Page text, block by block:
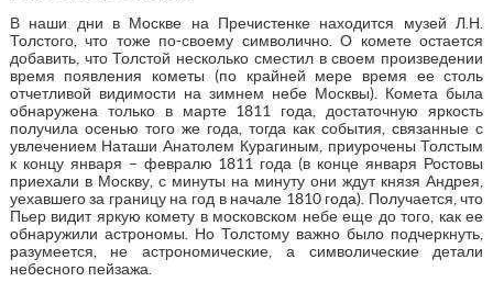
В наши дни в Москве на Пречистенке находится музей Л.Н.
Толстого, что тоже по-своему символично. О комете остается
добавить, что Толстой несколько сместил в своем произведении
время появления кометы (по крайней мере время ее столь
отчетливой видимости на зимнем небе Москвы). Комета была
обнаружена только в марте 1811 года, достаточную яркость
получила осенью того же года, тогда как события, связанные с
увлечением Наташи Анатолем Курагиным, приурочены Толстым
к концу января – февралю 1811 года (в конце января Ростовы
приехали в Москву, с минуты на минуту они ждут князя Андрея,
уехавшего за границу на год в начале 1810 года). Получается, что
Пьер видит яркую комету в московском небе еще до того, как ее
обнаружили астрономы. Но Толстому важно было подчеркнуть,
разумеется, не астрономические, а символические детали
небесного пейзажа.